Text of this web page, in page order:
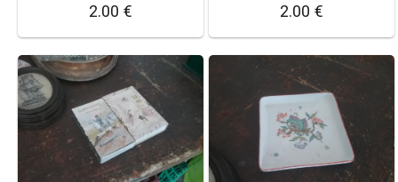
2.00 € 2.00 €